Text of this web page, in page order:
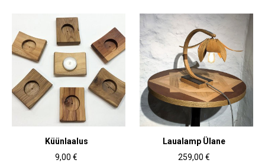
Küünlaalus
9,00 €
Laualamp Ülane
259,00 €